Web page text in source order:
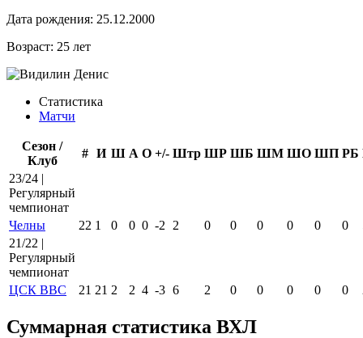
Дата рождения: 25.12.2000
Возраст: 25 лет
Статистика
Матчи
Сезон /
Клуб
# И Ш А О +/- Штр ШР ШБ ШМ ШО ШП РБ
23/24 |
Регулярный
чемпионат
Челны
22 1 0 0 0 -2 2 0 0 0 0 0 0
21/22 |
Регулярный
чемпионат
ЦСК ВВС
21 21 2 2 4 -3 6 2 0 0 0 0 0
Суммарная статистика ВХЛ